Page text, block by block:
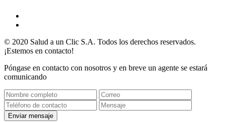
© 2020 Salud a un Clic S.A. Todos los derechos reservados.
¡Estemos en contacto!
Póngase en contacto con nosotros y en breve un agente se estará
comunicando